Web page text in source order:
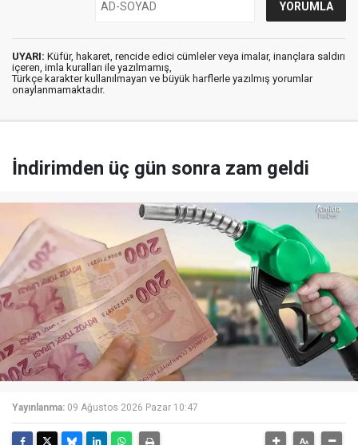
UYARI: Küfür, hakaret, rencide edici cümleler veya imalar, inançlara saldırı
içeren, imla kuralları ile yazılmamış,
Türkçe karakter kullanılmayan ve büyük harflerle yazılmış yorumlar
onaylanmamaktadır.
İndirimden üç gün sonra zam geldi
Yayınlanma: 09 Ağustos 2026 Pazar 10:47